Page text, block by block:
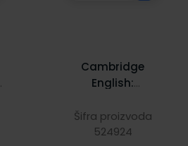
Cambridge
English:
Masterclass; Meki
uvez
Šifra proizvoda
524924